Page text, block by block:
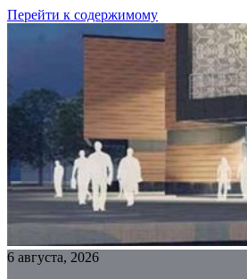
Перейти к содержимому
6 августа, 2026